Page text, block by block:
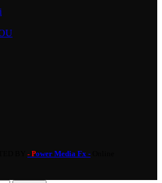
- Power Media Fx -